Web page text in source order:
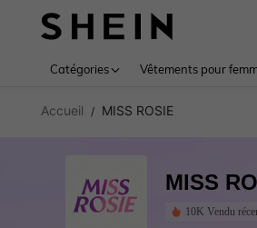
Catégories Vêtements pour
Accueil / MISS ROSIE
MISS
10K Vendu